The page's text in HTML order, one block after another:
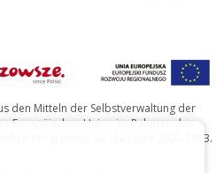
den Mitteln der Selbstverwaltung der
Europäischen Union im Rahmen des
Programms für die Jahre 2007-2013.